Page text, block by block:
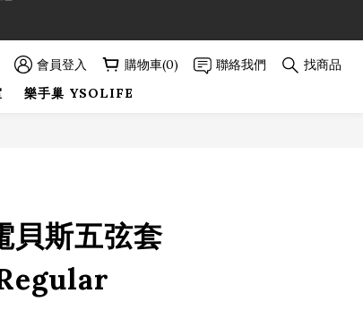
！ 會員登入 購物車(0) 聯絡我們
找商品
樂手巢 YSOLIFE
斯五弦套